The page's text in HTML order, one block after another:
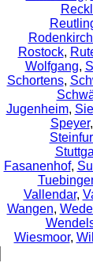
Rostock,
Wolfgang,
Schortens,
Jugenheim,
Speyer,
Fasanenhof,
Vallendar,
Wangen, Wedel
Wiesmoor,